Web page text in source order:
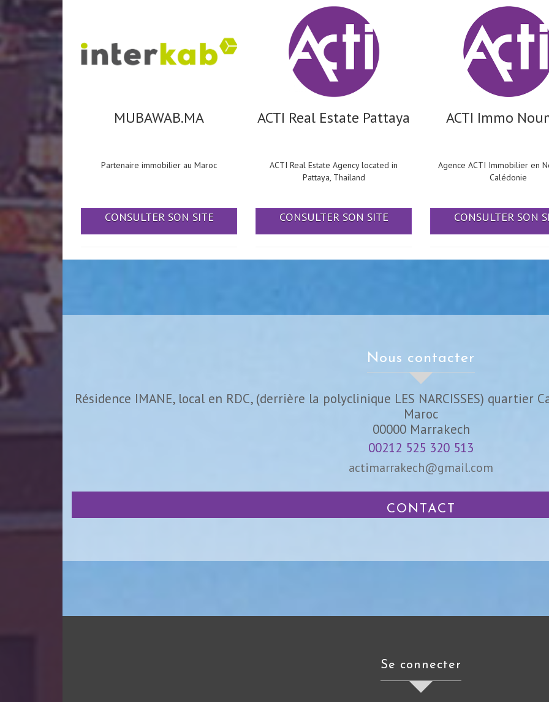
MUBAWAB.MA
Partenaire immobilier au Maroc
CONSULTER SON SITE
ACTI Real Estate Pattaya
ACTI Real Estate Agency located in
Pattaya, Thailand
CONSULTER SON SITE
ACTI Immo
Agence ACTI Immobilier en
Calédonie
CONSULTER SON
nous contacter
Résidence IMANE, local en RDC, (derrière la polyclinique LES NARCISSES) quartier
Maroc
00000 Marrakech
00212 525 320 513
actimarrakech@gmail.com
CONTACT
se connecter